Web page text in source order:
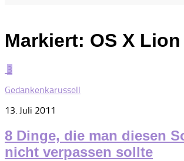
Markiert: OS X Lion
3
Gedankenkarussell
13. Juli 2011
8 Dinge, die man diesen
nicht verpassen sollte